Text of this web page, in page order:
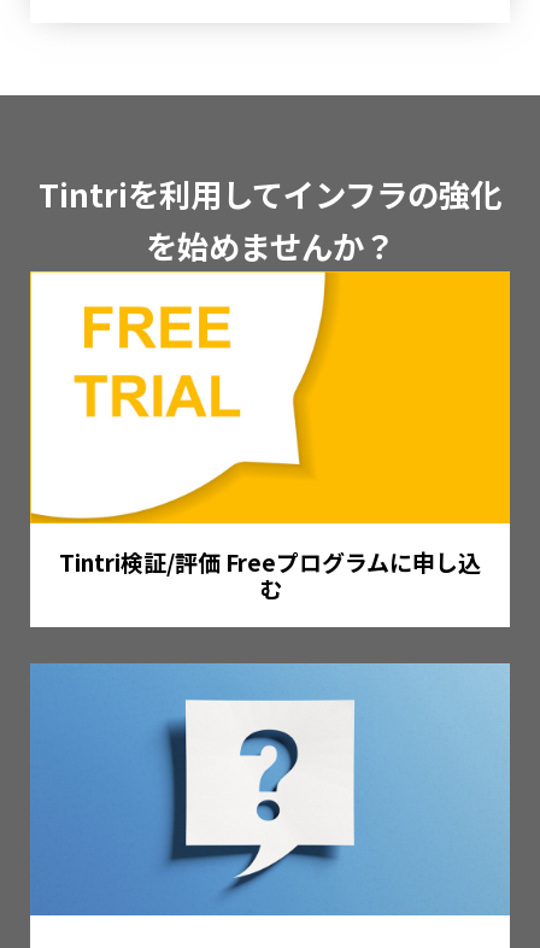
Tintriを利用してインフラの強化
を始めませんか？
Tintri検証/評価 Freeプログラムに申し込
む